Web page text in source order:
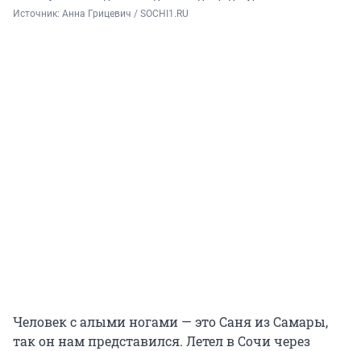
Источник: Анна Грицевич / SOCHI1.RU
Человек с алыми ногами — это Саня из Самары,
так он нам представился. Летел в Сочи через